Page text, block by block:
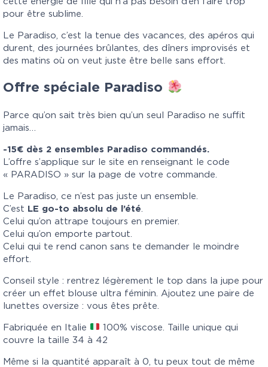
pour être sublime.
Le Paradiso, c’est la tenue des vacances, des apéros qui
durent, des journées brûlantes, des dîners improvisés et
des matins où on veut juste être belle sans effort.
Offre spéciale Paradiso
Parce qu’on sait très bien qu’un seul Paradiso ne suffit
jamais…
-15€ dès 2 ensembles Paradiso commandés.
L’offre s’applique sur le site en renseignant le code
« PARADISO » sur la page de votre commande.
Le Paradiso, ce n’est pas juste un ensemble.
C’est LE go-to absolu de l’été
Celui qu’on attrape toujours en premier.
Celui qu’on emporte partout.
Celui qui te rend canon sans te demander le moindre
effort.
Conseil style : rentrez légèrement le top dans la jupe pour
créer un effet blouse ultra féminin. Ajoutez une paire de
lunettes oversize : vous êtes prête.
Fabriquée en Italie
100% viscose. Taille unique qui
couvre la taille 34 à 42
Même si la quantité apparaît à 0, tu peux tout de même